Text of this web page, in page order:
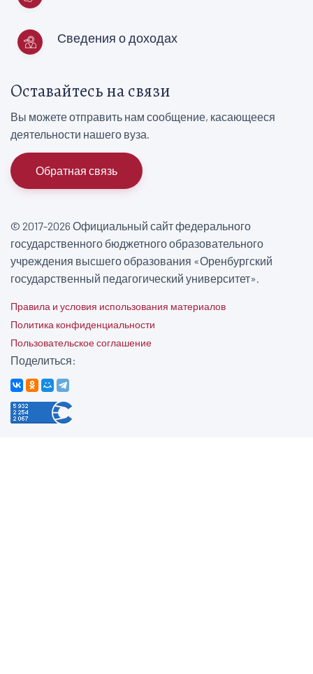
Сведения о доходах
Оставайтесь на связи
Вы можете отправить нам сообщение, касающееся
деятельности нашего вуза.
Обратная связь
© 2017-2026 Официальный сайт федерального
государственного бюджетного образовательного
учреждения высшего образования «Оренбургский
государственный педагогический университет».
Правила и условия использования материалов
Политика конфиденциальности
Пользовательское соглашение
Поделиться: